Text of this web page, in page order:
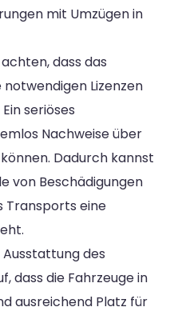
mit Umzügen in
dass das
Lizenzen
seriöses
Nachweise über
Dadurch kannst
von Beschädigungen
Transports eine
des
dass die Fahrzeuge in
ausreichend Platz für